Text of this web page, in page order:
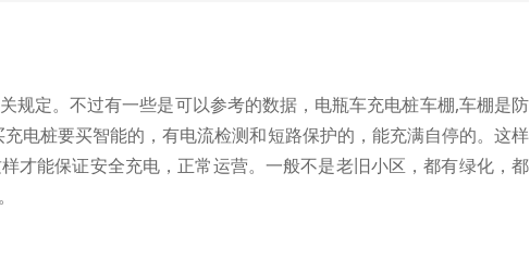
规定。不过有一些是可以参考的数据，电瓶车充电桩车棚,车棚是防
电桩要买智能的，有电流检测和短路保护的，能充满自停的。这样
才能保证安全充电，正常运营。一般不是老旧小区，都有绿化，都